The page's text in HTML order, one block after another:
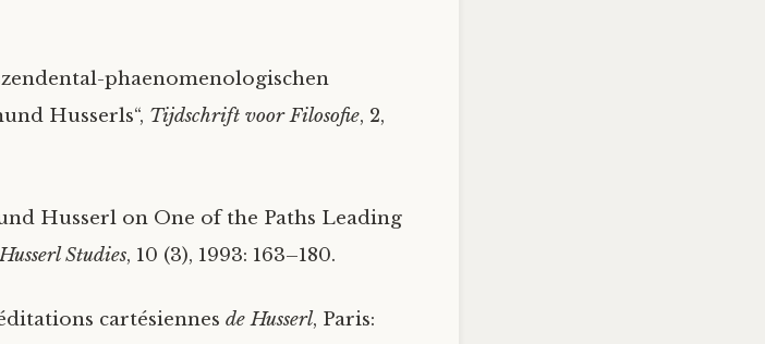
phaenomenologischen
Husserls“, Tijdschrift voor Filosofie, 2,
Husserl on One of the Paths Leading
Husserl Studies, 10 (3), 1993: 163–180.
cartésiennes de Husserl, Paris: